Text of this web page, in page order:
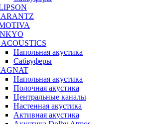
ACOUSTICS
Напольная акустика
Сабвуферы
Напольная акустика
Полочная акустика
Центральные каналы
Настенная акустика
Активная акустика